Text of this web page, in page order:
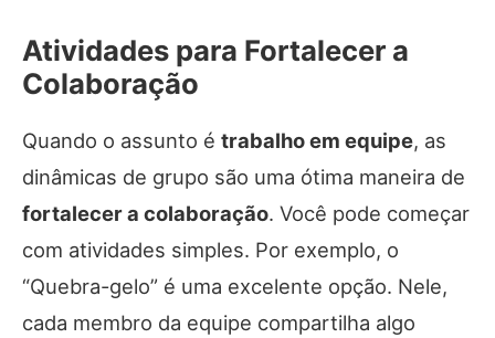
Atividades para Fortalecer a
Colaboração
Quando o assunto é trabalho em equipe, as
dinâmicas de grupo são uma ótima maneira de
fortalecer a colaboração. Você pode começar
com atividades simples. Por exemplo, o
“Quebra-gelo” é uma excelente opção. Nele,
cada membro da equipe compartilha algo